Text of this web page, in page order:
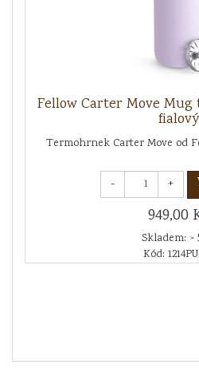
Fellow Carter Move
fialový
Termohrnek Carter Move od
- +
949,00
Skladem: >
Kód: